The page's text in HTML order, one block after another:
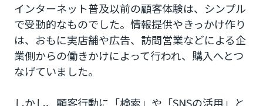
インターネット普及以前の顧客体験は、シンプル
で受動的なものでした。情報提供やきっかけ作り
は、おもに実店舗や広告、訪問営業などによる企
業側からの働きかけによって行われ、購入へとつ
なげていました。
しかし、顧客行動に「検索」や「SNSの活用」と